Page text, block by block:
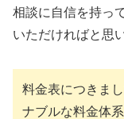
相談に自信を持っ
いただければと思
料金表につきま
ナブルな料金体